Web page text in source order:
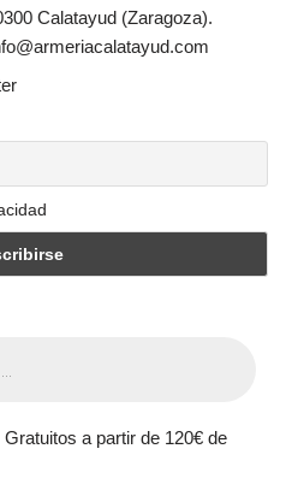
Calatayud (Zaragoza).
a partir de 120€ de